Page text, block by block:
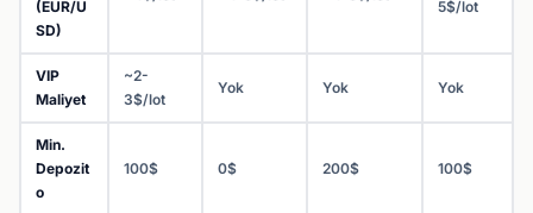
(EUR/U
SD)
5$/lot
VIP
Maliyet
~2-
3$/lot
Yok Yok Yok
Min.
Depozit
o
100$ 0$ 200$ 100$